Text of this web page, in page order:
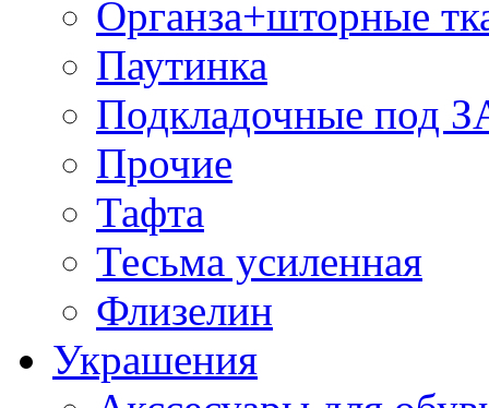
Органза+шторные
Паутинка
Подкладочные под
Прочие
Тафта
Тесьма усиленная
Флизелин
Украшения